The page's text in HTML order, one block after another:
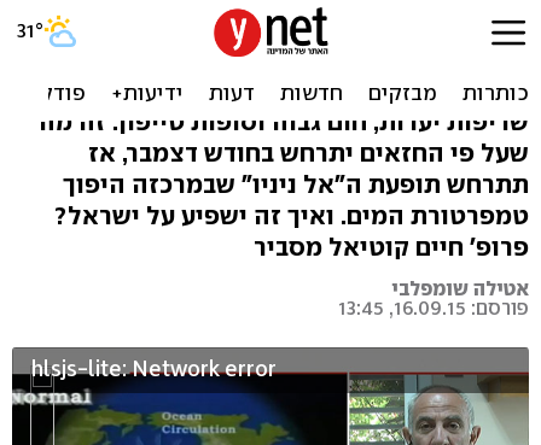
אל ניניו בפתח: העולם ממתין
לסופה הגדולה
שריפות יערות, חום גבוה וסופות טייפון. זה מה
שעל פי החזאים יתרחש בחודש דצמבר, אז
תתרחש תופעת ה"אל ניניו" שבמרכזה היפוך
טמפרטורת המים. ואיך זה ישפיע על ישראל?
פרופ' חיים קוטיאל מסביר
אטילה שומפלבי
פורסם: 16.09.15, 13:45
hlsjs-lite: Network error